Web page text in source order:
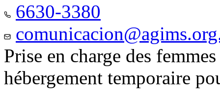
6630-3380
Prise en charge des
hébergement temporaire